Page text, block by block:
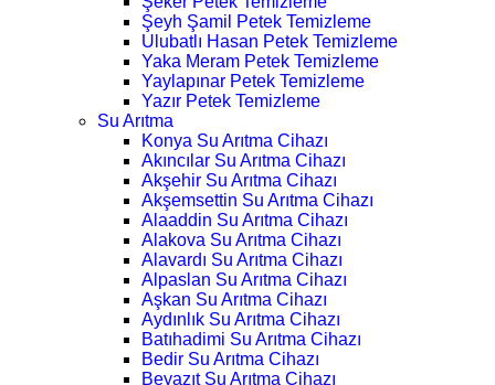
Şeyh Şamil Petek Temizleme
Ulubatlı Hasan Petek Temizleme
Yaka Meram Petek Temizleme
Yaylapınar Petek Temizleme
Yazır Petek Temizleme
Su Arıtma
Konya Su Arıtma Cihazı
Akıncılar Su Arıtma Cihazı
Akşehir Su Arıtma Cihazı
Akşemsettin Su Arıtma Cihazı
Alaaddin Su Arıtma Cihazı
Alakova Su Arıtma Cihazı
Alavardı Su Arıtma Cihazı
Alpaslan Su Arıtma Cihazı
Aşkan Su Arıtma Cihazı
Aydınlık Su Arıtma Cihazı
Batıhadimi Su Arıtma Cihazı
Bedir Su Arıtma Cihazı
Beyazıt Su Arıtma Cihazı